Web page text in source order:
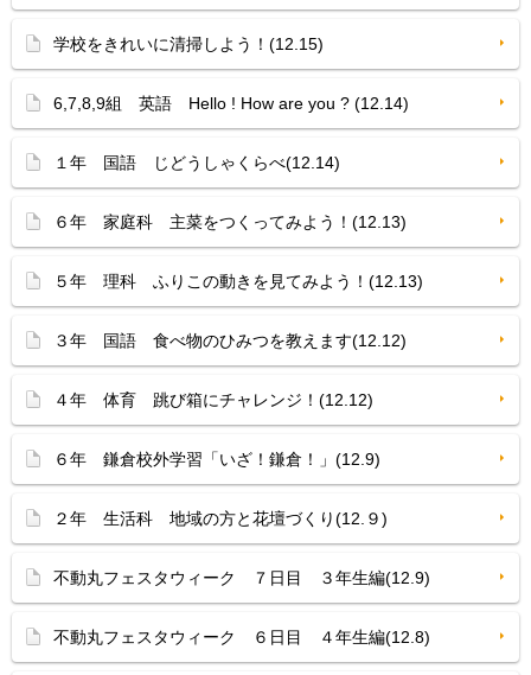
学校をきれいに清掃しよう！(12.15)
6,7,8,9組 英語 Hello ! How are you ? (12.14)
１年 国語 じどうしゃくらべ(12.14)
６年 家庭科 主菜をつくってみよう！(12.13)
５年 理科 ふりこの動きを見てみよう！(12.13)
３年 国語 食べ物のひみつを教えます(12.12)
４年 体育 跳び箱にチャレンジ！(12.12)
６年 鎌倉校外学習「いざ！鎌倉！」(12.9)
２年 生活科 地域の方と花壇づくり(12.９)
不動丸フェスタウィーク ７日目 ３年生編(12.9)
不動丸フェスタウィーク ６日目 ４年生編(12.8)